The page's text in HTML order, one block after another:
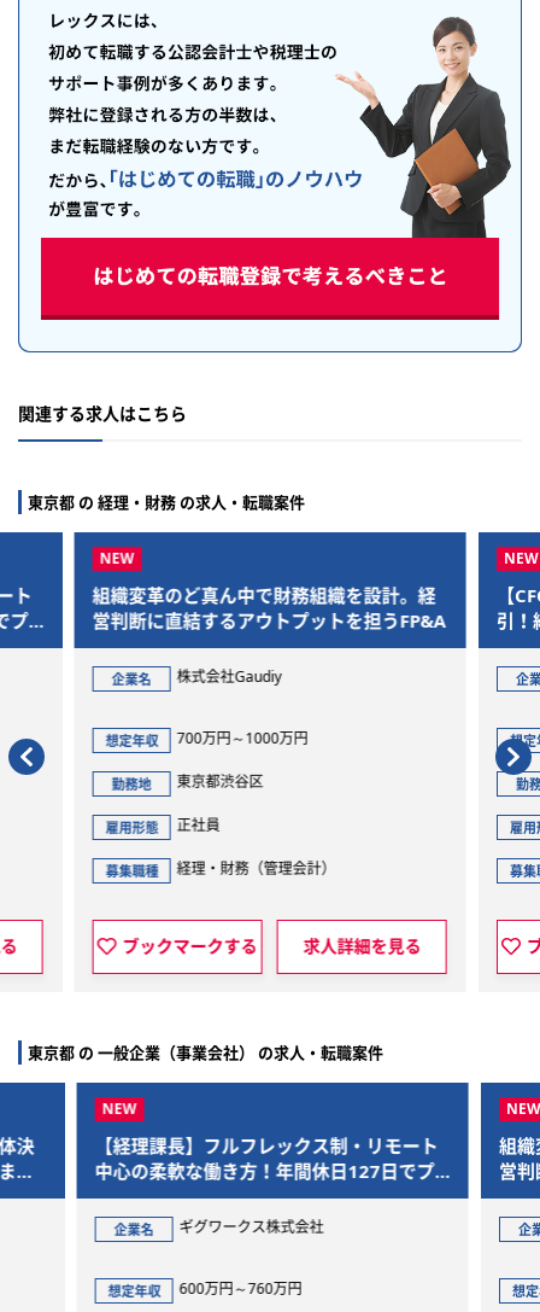
関連する求人はこちら
東京都 の 経理・財務 の求人・転職案件
ト
プ
組織変革のど真ん中で財務組織を設計。経
営判断に直結するアウトプットを担うFP&A
企業名 株式会社Gaudiy
想定年収 700万円～1000万円
勤務地 東京都渋谷区
雇用形態 正社員
募集職種 経理・財務（管理会計）
ブックマークする 求人詳細を見る
【
引！
長を
企
想定
勤
雇用
募集
東京都 の 一般企業（事業会社） の求人・転職案件
決
で
【経理課長】フルフレックス制・リモート
中心の柔軟な働き方！年間休日127日でプ
ライベートも充実
企業名 ギグワークス株式会社
想定年収 600万円～760万円
組織
営
企
想